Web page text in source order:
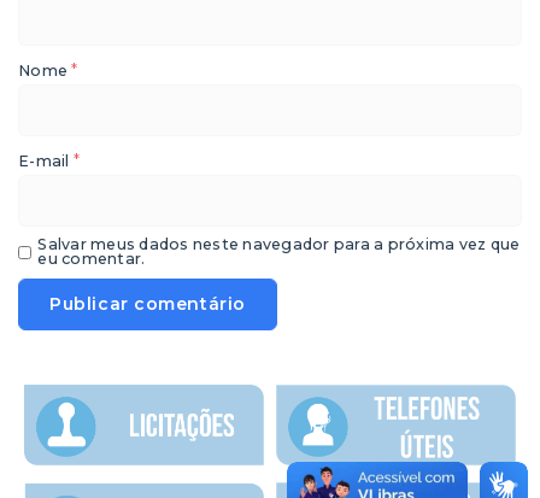
Nome*
E-mail *
Salvar meus dados neste navegador para a próxima vez que
eu comentar.